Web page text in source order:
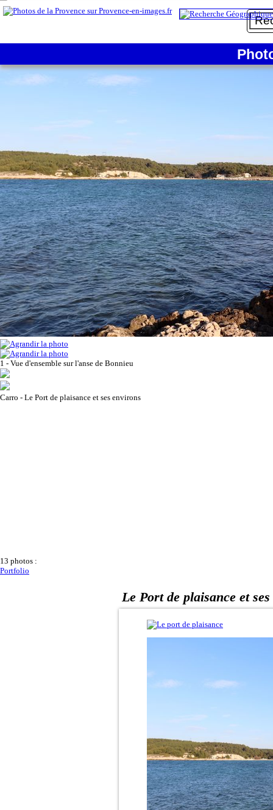
1/6
1 - Vue d'ensemble sur l'anse de Bonnieu
Carro - Le Port de plaisance et ses environs
13 photos :
Portfolio
Le Port de plaisance et